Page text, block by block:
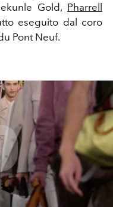
Gold, Pharrell
eseguito dal coro
Pont Neuf.